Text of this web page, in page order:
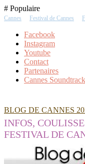
Skip
To
# Populaire
Cannes Festival de Cannes
Facebook
Instagram
Youtube
Contact
Partenaires
Cannes Soundtrack
BLOG DE CANNES
INFOS,
FESTIVAL DE